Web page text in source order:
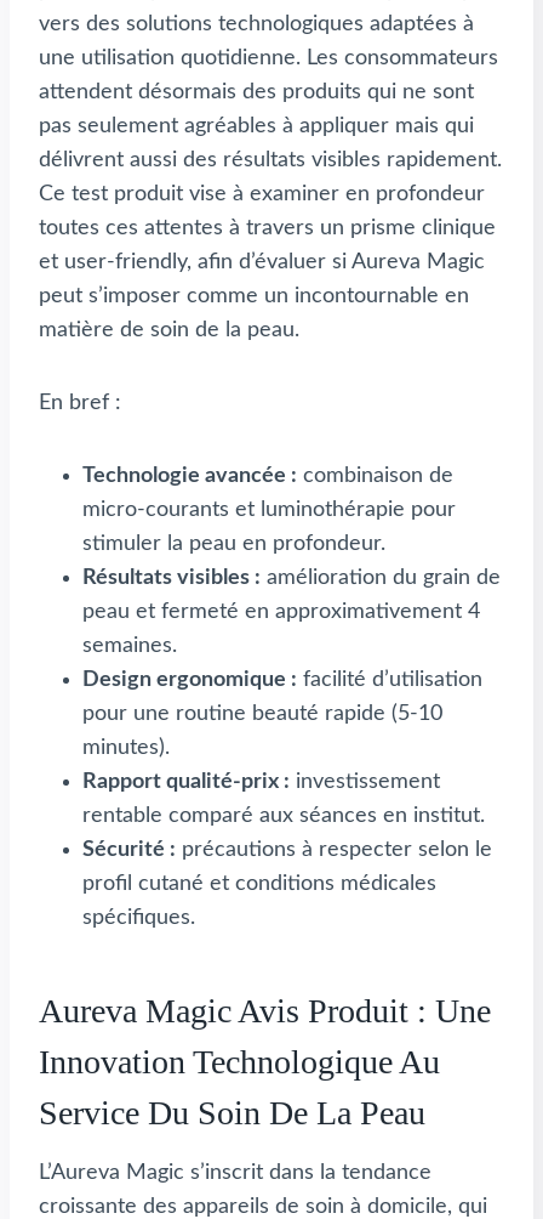
vers des solutions technologiques adaptées à
une utilisation quotidienne. Les consommateurs
attendent désormais des produits qui ne sont
pas seulement agréables à appliquer mais qui
délivrent aussi des résultats visibles rapidement.
Ce test produit vise à examiner en profondeur
toutes ces attentes à travers un prisme clinique
et user-friendly, afin d’évaluer si Aureva Magic
peut s’imposer comme un incontournable en
matière de soin de la peau.
En bref :
Technologie avancée : combinaison de
micro-courants et luminothérapie pour
stimuler la peau en profondeur.
Résultats visibles : amélioration du grain de
peau et fermeté en approximativement 4
semaines.
Design ergonomique : facilité d’utilisation
pour une routine beauté rapide (5-10
minutes).
Rapport qualité-prix : investissement
rentable comparé aux séances en institut.
Sécurité : précautions à respecter selon le
profil cutané et conditions médicales
spécifiques.
Aureva Magic Avis Produit : Une
Innovation Technologique Au
Service Du Soin De La Peau
L’Aureva Magic s’inscrit dans la tendance
croissante des appareils de soin à domicile, qui